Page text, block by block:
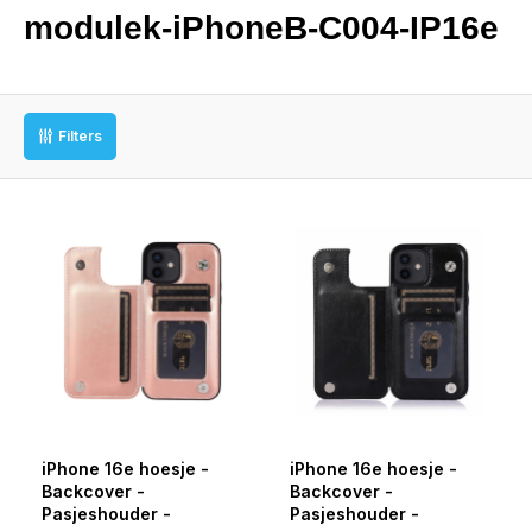
modulek-iPhoneB-C004-IP16e
Filters
iPhone 16e hoesje -
Backcover -
Pasjeshouder -
iPhone 16e hoesje -
Backcover -
Pasjeshouder -